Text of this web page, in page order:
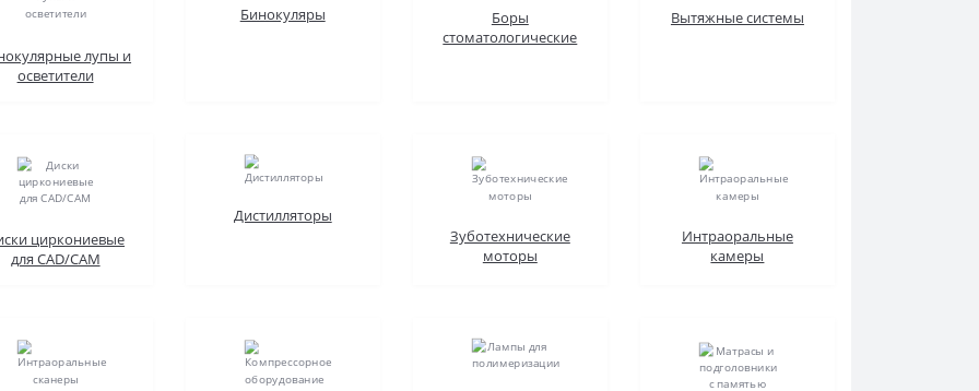
лупы и
осветители
Бинокуляры
Боры
стоматологические
Вытяжные системы
циркониевые
для CAD/CAM
Дистилляторы
Зуботехнические
моторы
Интраоральные
камеры